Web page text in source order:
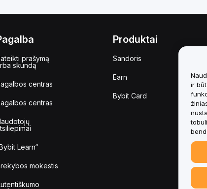
prašymą
skundą
centras
centras
Learn“
mokestis
Produktai
Sandoris
Earn
Bybit Card
ir